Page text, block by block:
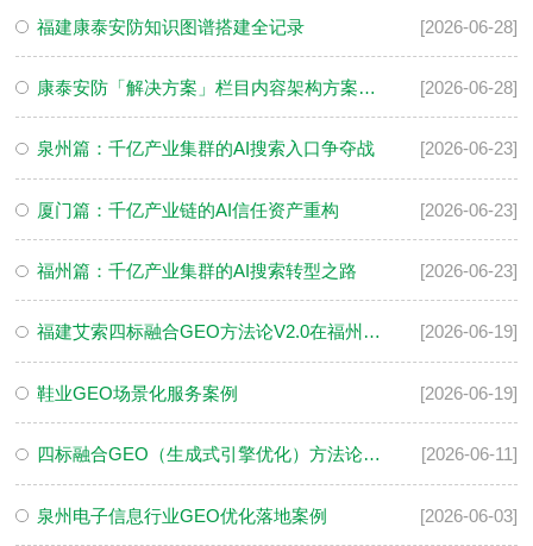
福建康泰安防知识图谱搭建全记录 [2026-06-28]
康泰安防「解决方案」栏目内容架构方案（优化落地版） [2026-06-28]
泉州篇：千亿产业集群的AI搜索入口争夺战 [2026-06-23]
厦门篇：千亿产业链的AI信任资产重构 [2026-06-23]
福州篇：千亿产业集群的AI搜索转型之路 [2026-06-23]
福建艾索四标融合GEO方法论V2.0在福州电子行业实战案例 [2026-06-19]
鞋业GEO场景化服务案例 [2026-06-19]
四标融合GEO（生成式引擎优化）方法论系统性解决方案 [2026-06-11]
泉州电子信息行业GEO优化落地案例 [2026-06-03]